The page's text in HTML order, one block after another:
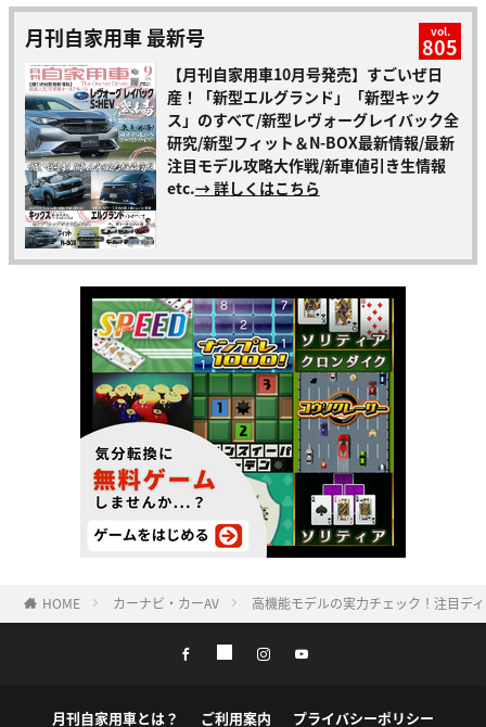
月刊自家用車 最新号 vol.
805
【月刊自家用車10月号発売】すごいぜ日
産！「新型エルグランド」「新型キック
ス」のすべて/新型レヴォーグレイバック全
研究/新型フィット＆N-BOX最新情報/最新
注目モデル攻略大作戦/新車値引き生情報
etc.→ 詳しくはこちら
HOME カーナビ・カーAV 高機能モデルの実力チェック！注目デ
月刊自家用車とは？ ご利用案内 プライバシーポリシー